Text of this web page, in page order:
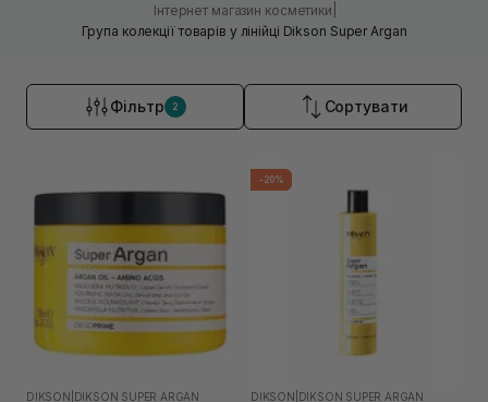
Інтернет магазин косметики
Група колекції товарів у лінійці Dikson Super Argan
Фільтр 2 Сортувати
DIKSON DIKSON SUPER ARGAN
-20%
DIKSON DIKSON SUPER ARGAN